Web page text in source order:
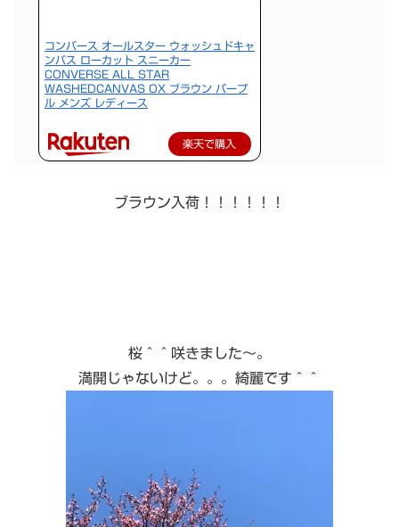
コンバース オールスター ウォッシュドキャ
ンバス ローカット スニーカー
CONVERSE ALL STAR
WASHEDCANVAS OX ブラウン パープ
ル メンズ レディース
楽天で購入
ブラウン入荷！！！！！！
桜＾＾咲きました〜。
満開じゃないけど。。。綺麗です＾＾